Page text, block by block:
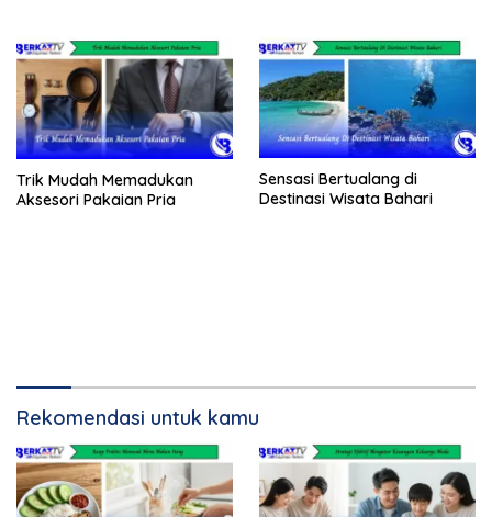
Trik Mudah Memadukan
Aksesori Pakaian Pria
Sensasi Bertualang di
Destinasi Wisata Bahari
Rekomendasi untuk kamu